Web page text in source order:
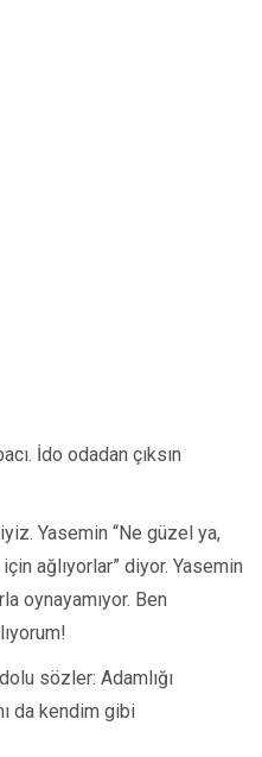
İdo odadan çıksın
Yasemin “Ne güzel ya,
ağlıyorlar” diyor. Yasemin
oynayamıyor. Ben
sözler: Adamlığı
da kendim gibi